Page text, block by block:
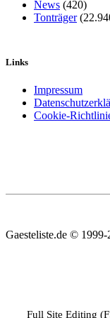
News (420)
Tonträger
Links
Impressum
Cookie-
Gaesteliste.de ©
Full Site Editing